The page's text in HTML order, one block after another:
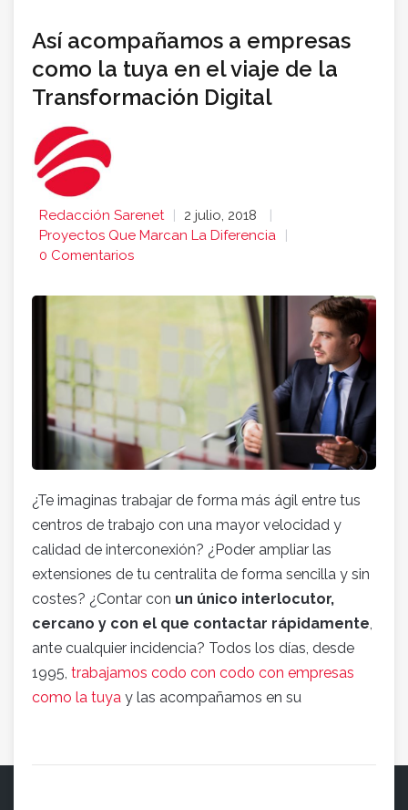
Así acompañamos a empresas
como la tuya en el viaje de la
Transformación Digital
Redacción Sarenet
2 julio, 2018
Proyectos Que Marcan La Diferencia
0 Comentarios
¿Te imaginas trabajar de forma más ágil entre tus
centros de trabajo con una mayor velocidad y
calidad de interconexión? ¿Poder ampliar las
extensiones de tu centralita de forma sencilla y sin
costes? ¿Contar con un único interlocutor,
cercano y con el que contactar rápidamente,
ante cualquier incidencia? Todos los días, desde
1995, trabajamos codo con codo con empresas
como la tuya y las acompañamos en su